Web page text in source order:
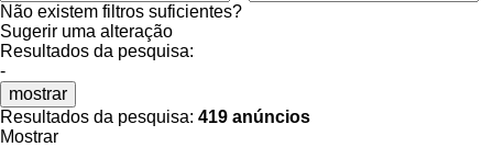
Não existem filtros suficientes?
Sugerir uma alteração
Resultados da pesquisa:
-
mostrar
Resultados da pesquisa: 419 anúncios
Mostrar